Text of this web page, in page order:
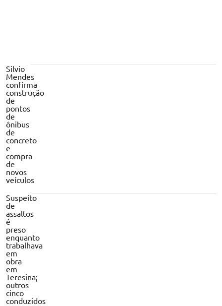
Silvio
Mendes
confirma
construção
de
pontos
de
ônibus
de
concreto
e
compra
de
novos
veículos
Suspeito
de
assaltos
é
preso
enquanto
trabalhava
em
obra
em
Teresina;
outros
cinco
conduzidos